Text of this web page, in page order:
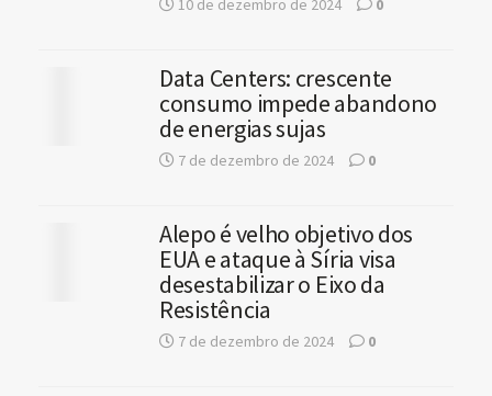
10 de dezembro de 2024 0
Data Centers: crescente
consumo impede abandono
de energias sujas
7 de dezembro de 2024 0
Alepo é velho objetivo dos
EUA e ataque à Síria visa
desestabilizar o Eixo da
Resistência
7 de dezembro de 2024 0